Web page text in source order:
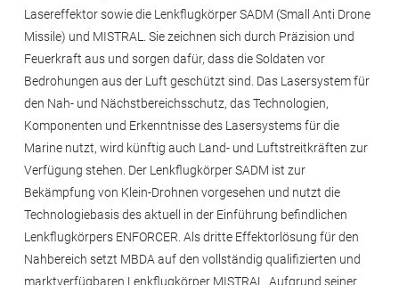
Lasereffektor sowie die Lenkflugkörper SADM (Small Anti Drone
Missile) und MISTRAL. Sie zeichnen sich durch Präzision und
Feuerkraft aus und sorgen dafür, dass die Soldaten vor
Bedrohungen aus der Luft geschützt sind. Das Lasersystem für
den Nah- und Nächstbereichsschutz, das Technologien,
Komponenten und Erkenntnisse des Lasersystems für die
Marine nutzt, wird künftig auch Land- und Luftstreitkräften zur
Verfügung stehen. Der Lenkflugkörper SADM ist zur
Bekämpfung von Klein-Drohnen vorgesehen und nutzt die
Technologiebasis des aktuell in der Einführung befindlichen
Lenkflugkörpers ENFORCER. Als dritte Effektorlösung für den
Nahbereich setzt MBDA auf den vollständig qualifizierten und
marktverfügbaren Lenkflugkörper MISTRAL. Aufgrund seiner